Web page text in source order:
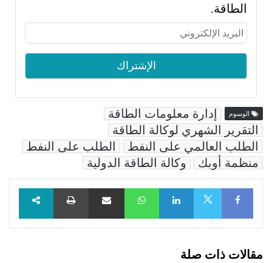
الطاقة.
الوسوم
إدارة معلومات الطاقة
التقرير الشهري لوكالة الطاقة
الطلب العالمي على النفط
الطلب على النفط
منظمة أوبك
وكالة الطاقة الدولية
Facebook
LinkedIn
WhatsAppمشاركة عبر البريد طباعة
مقالات ذات صلة